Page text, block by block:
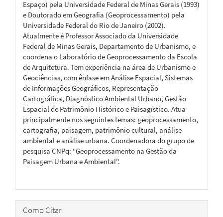
Espaço) pela Universidade Federal de Minas Gerais (1993)
e Doutorado em Geografia (Geoprocessamento) pela
Universidade Federal do Rio de Janeiro (2002).
Atualmente é Professor Associado da Universidade
Federal de Minas Gerais, Departamento de Urbanismo, e
coordena o Laboratório de Geoprocessamento da Escola
de Arquitetura. Tem experiência na área de Urbanismo e
Geociências, com ênfase em Análise Espacial, Sistemas
de Informações Geográficos, Representação
Cartográfica, Diagnóstico Ambiental Urbano, Gestão
Espacial de Patrimônio Histórico e Paisagístico. Atua
principalmente nos seguintes temas: geoprocessamento,
cartografia, paisagem, patrimônio cultural, análise
ambiental e análise urbana. Coordenadora do grupo de
pesquisa CNPq: "Geoprocessamento na Gestão da
Paisagem Urbana e Ambiental".
Como Citar